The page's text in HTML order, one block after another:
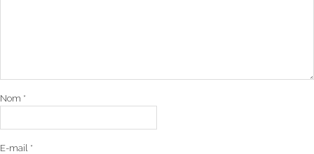
Nom *
E-mail *